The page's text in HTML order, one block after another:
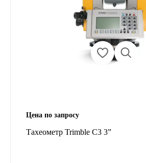
Цена по запросу
Тахеометр Trimble C3 3”